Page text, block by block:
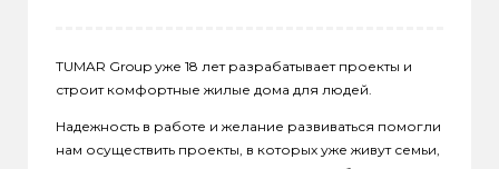
TUMAR Group уже 18 лет разрабатывает проекты и
строит комфортные жилые дома для людей.
Надежность в работе и желание развиваться помогли
нам осуществить проекты, в которых уже живут семьи,